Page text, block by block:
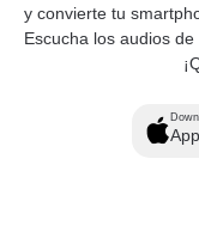
y convierte tu
Escucha los audios